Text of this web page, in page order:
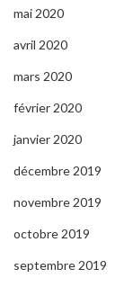
mai 2020
avril 2020
mars 2020
février 2020
janvier 2020
décembre 2019
novembre 2019
octobre 2019
septembre 2019